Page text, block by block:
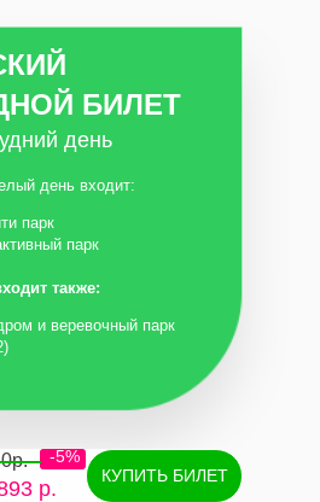
БИЛЕТ
день
день входит:
парк
парк
также:
и веревочный парк
КУПИТЬ БИЛЕТ
р.
-5%